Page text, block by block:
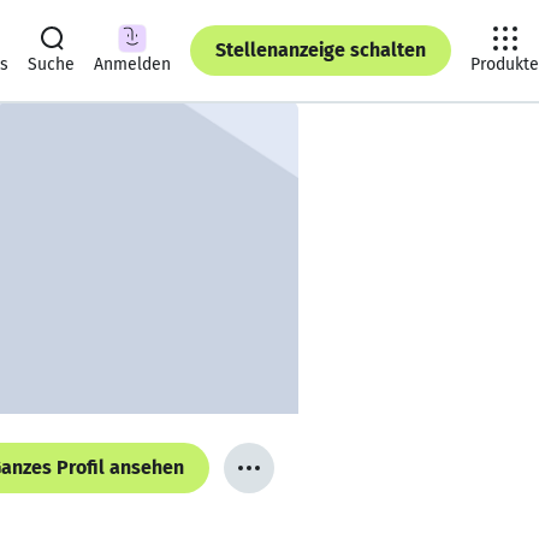
Suche Anmelden
Stellenanzeige schalten
Produkte
Profil ansehen